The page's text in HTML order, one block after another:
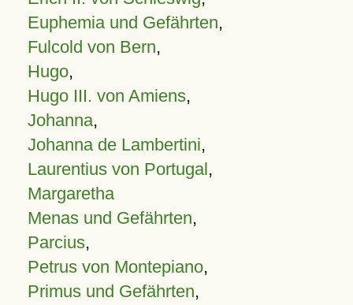
Euphemia und Gefährten,
Fulcold von Bern,
Hugo,
Hugo III. von Amiens,
Johanna,
Johanna de Lambertini,
Laurentius von Portugal,
Margaretha
Menas und Gefährten,
Parcius,
Petrus von Montepiano,
Primus und Gefährten,